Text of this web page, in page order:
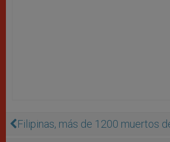
Filipinas, más de 1200 muertos